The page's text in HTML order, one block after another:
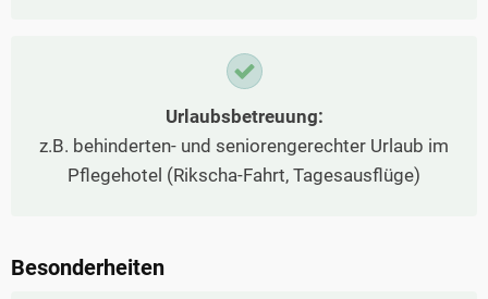
Urlaubsbetreuung:
z.B. behinderten- und seniorengerechter Urlaub im
Pflegehotel (Rikscha-Fahrt, Tagesausflüge)
Besonderheiten